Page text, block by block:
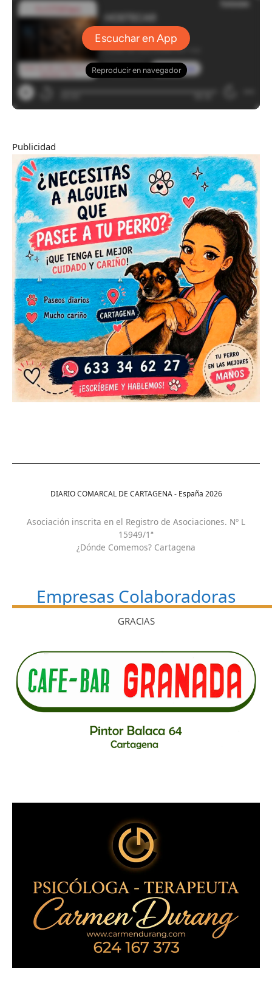
Publicidad
DIARIO COMARCAL DE CARTAGENA - España 2026
Asociación inscrita en el Registro de Asociaciones. Nº L
15949/1ª
¿Dónde Comemos? Cartagena
Empresas Colaboradoras
GRACIAS